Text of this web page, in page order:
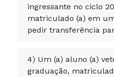
ingressante no ciclo
matriculado (a) em
pedir transferência
4) Um (a) aluno (a)
graduação,